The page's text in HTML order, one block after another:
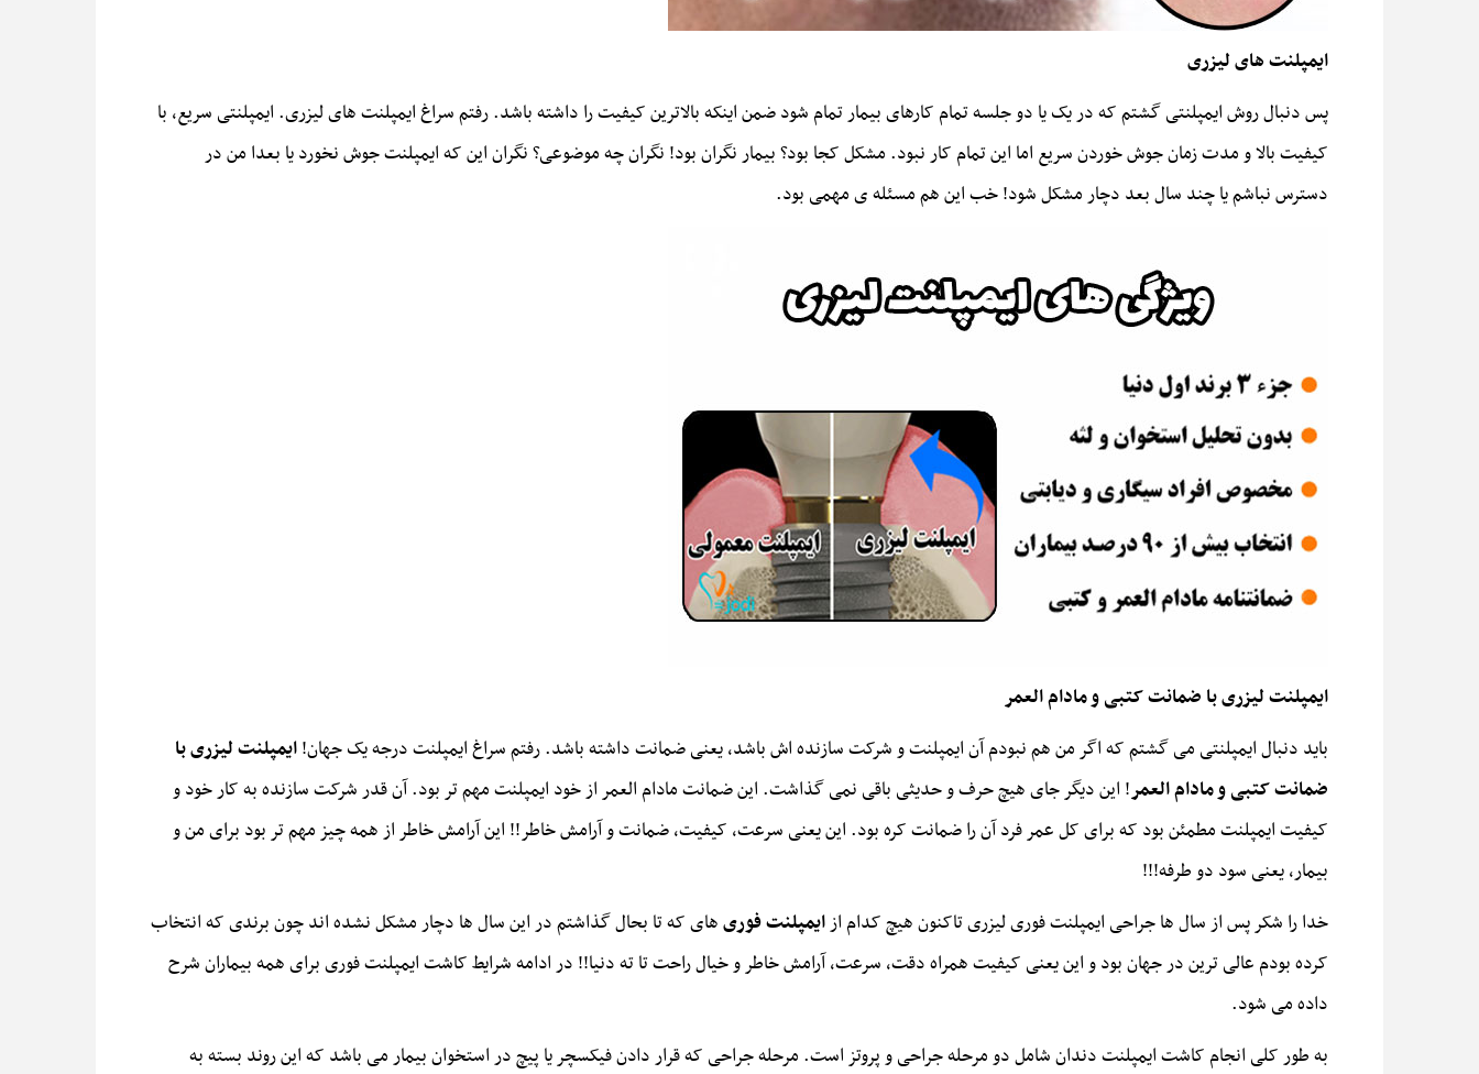
ایمپلنت های لیزری
پس دنبال روش ایمپلنتی گشتم که در یک یا دو جلسه تمام کارهای بیمار تمام شود ضمن اینکه بالاترین کیفیت را داشته باشد. رفتم سراغ ایمپلنت های لیزری. ایمپلنتی سریع، با
کیفیت بالا و مدت زمان جوش خوردن سریع اما این تمام کار نبود. مشکل کجا بود؟ بیمار نگران بود! نگران چه موضوعی؟ نگران این که ایمپلنت جوش نخورد یا بعدا من در
دسترس نباشم یا چند سال بعد دچار مشکل شود! خب این هم مسئله ی مهمی بود.
ایمپلنت لیزری با ضمانت کتبی و مادام العمر
باید دنبال ایمپلنتی می گشتم که اگر من هم نبودم آن ایمپلنت و شرکت سازنده اش باشد، یعنی ضمانت داشته باشد. رفتم سراغ ایمپلنت درجه یک جهان!ایمپلنت لیزری با
ضمانت کتبی و مادام العمر! این دیگر جای هیچ حرف و حدیثی باقی نمی گذاشت. این ضمانت مادام العمر از خود ایمپلنت مهم تر بود. آن قدر شرکت سازنده به کار خود و
کیفیت ایمپلنت مطمئن بود که برای کل عمر فرد آن را ضمانت کره بود. این یعنی سرعت، کیفیت، ضمانت و آرامش خاطر!! این آرامش خاطر از همه چیز مهم تر بود برای من و
بیمار، یعنی سود دو طرفه!!!
خدا را شکر پس از سال ها جراحی ایمپلنت فوری لیزری تاکنون هیچ کدام ازایمپلنت فوریهای که تا بحال گذاشتم در این سال ها دچار مشکل نشده اند چون برندی که انتخاب
کرده بودم عالی ترین در جهان بود و این یعنی کیفیت همراه دقت، سرعت، آرامش خاطر و خیال راحت تا ته دنیا!! در ادامه شرایط کاشت ایمپلنت فوری برای همه بیماران شرح
داده می شود.
به طور کلی انجام کاشت ایمپلنت دندان شامل دو مرحله جراحی و پروتز است. مرحله جراحی که قرار دادن فیکسچر یا پیچ در استخوان بیمار می باشد که این روند بسته به